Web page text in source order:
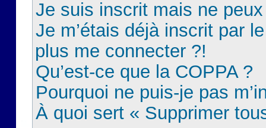
Je suis inscrit mais ne
Je m’étais déjà inscrit par
plus me connecter ?!
Qu’est-ce que la COPPA ?
Pourquoi ne puis-je pas
À quoi sert « Supprimer